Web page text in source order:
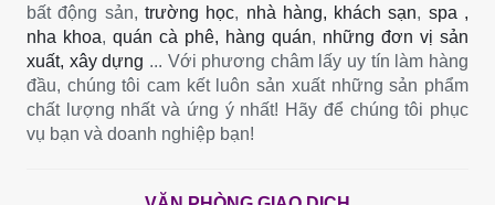
bất động sản, trường học, nhà hàng, khách sạn, spa ,
nha khoa, quán cà phê, hàng quán, những đơn vị sản
xuất, xây dựng ... Với phương châm lấy uy tín làm hàng
đầu, chúng tôi cam kết luôn sản xuất những sản phẩm
chất lượng nhất và ứng ý nhất! Hãy để chúng tôi phục
vụ bạn và doanh nghiệp bạn!